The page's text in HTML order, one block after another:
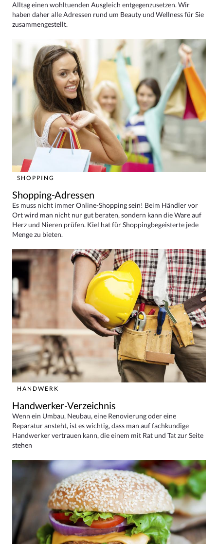
Alltag einen wohltuenden Ausgleich entgegenzusetzen. Wir
haben daher alle Adressen rund um Beauty und Wellness für Sie
zusammengestellt.
SHOPPING
Shopping-Adressen
Es muss nicht immer Online-Shopping sein! Beim Händler vor
Ort wird man nicht nur gut beraten, sondern kann die Ware auf
Herz und Nieren prüfen. Kiel hat für Shoppingbegeisterte jede
Menge zu bieten.
HANDWERK
Handwerker-Verzeichnis
Wenn ein Umbau, Neubau, eine Renovierung oder eine
Reparatur ansteht, ist es wichtig, dass man auf fachkundige
Handwerker vertrauen kann, die einem mit Rat und Tat zur Seite
stehen